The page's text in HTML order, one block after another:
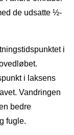
de udsatte ½-
i
i laksens
Vandringen
bedre
fugle.